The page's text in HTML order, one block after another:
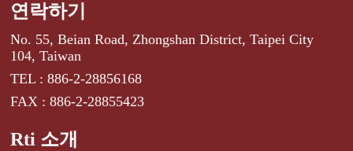
연락하기
No. 55, Beian Road, Zhongshan District, Taipei City
104, Taiwan
TEL : 886-2-28856168
FAX : 886-2-28855423
Rti 소개